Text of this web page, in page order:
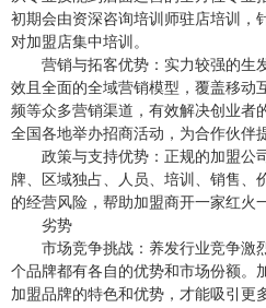
初期会由资深咨询培训师驻店培训，
对加盟店集中培训。
营销与拓客优势：实力较强的生
效且全面的全域营销模型，覆盖移动
频等众多营销渠道，有效解决创业者
全国各地举办招商活动，为合作伙伴
政策与支持优势：正规的加盟公
牌、区域独占、人员、培训、销售、
的经营风险，帮助加盟商开一家红火
劣势
市场竞争挑战：养发行业竞争激
个品牌都有各自的优势和市场份额。
加盟品牌的特色和优势，才能吸引更